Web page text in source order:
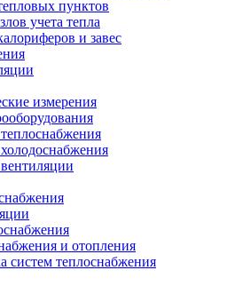
пунктов
учета тепла
и завес
измерения
и отопления
систем теплоснабжения